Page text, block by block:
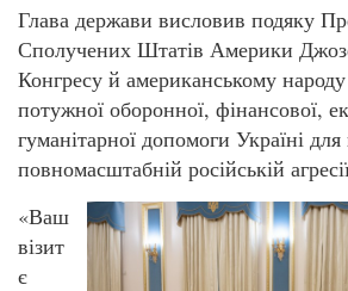
Глава держави висловив подяку
Сполучених Штатів Америки
Конгресу й американському
потужної оборонної, фінансової,
гуманітарної допомоги Україні
повномасштабній російській
«Ваш
візит
є